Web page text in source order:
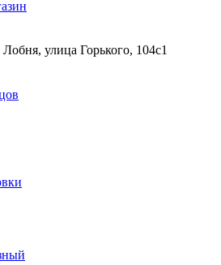
улица Горького, 104с1